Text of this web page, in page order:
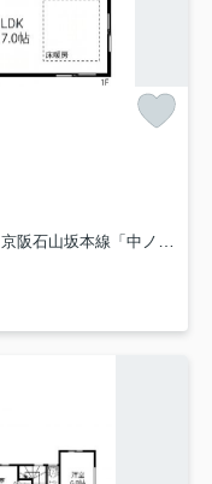
京阪石山坂本線「中ノ庄」駅 徒歩7分